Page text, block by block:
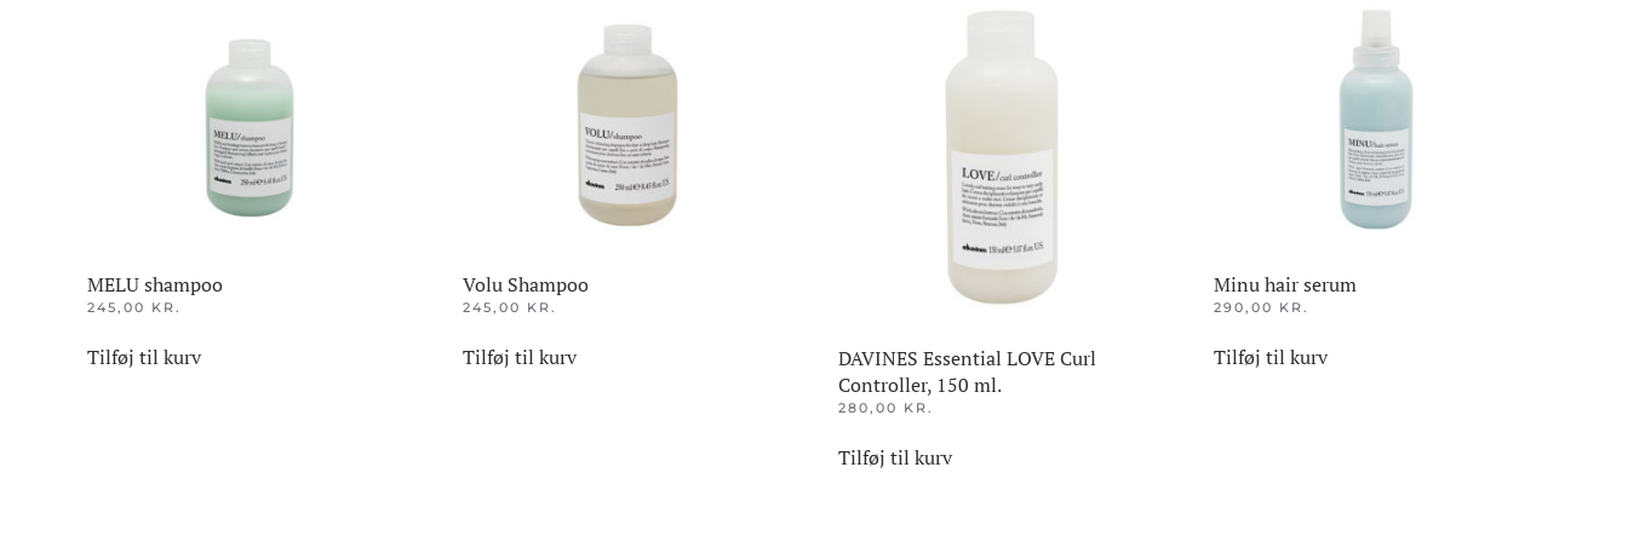
MELU shampoo
245,00 KR.
Tilføj til kurv
Volu Shampoo
245,00 KR.
Tilføj til kurv
DAVINES Essential LOVE Curl
Controller, 150 ml.
280,00 KR.
Tilføj til kurv
Minu hair serum
290,00 KR.
Tilføj til kurv